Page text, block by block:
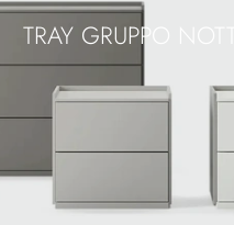
TRAY GRUPPO NOTTE